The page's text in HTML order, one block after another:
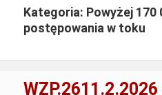
Kategoria: Powyżej 170
postępowania w toku